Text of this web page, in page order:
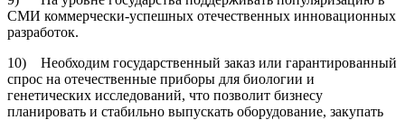
СМИ коммерчески-успешных отечественных инновационных
разработок.
10) Необходим государственный заказ или гарантированный
спрос на отечественные приборы для биологии и
генетических исследований, что позволит бизнесу
планировать и стабильно выпускать оборудование, закупать